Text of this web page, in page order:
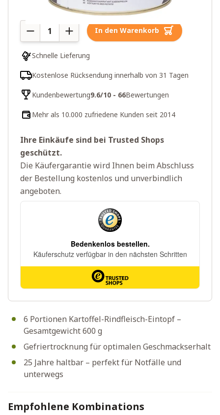
6 Portionen Kartoffel-Rindfleisch-Eintopf –
Gesamtgewicht 600 g
Gefriertrocknung für optimalen Geschmackserhalt
25 Jahre haltbar – perfekt für Notfälle und
unterwegs
Menge In den Warenkorb
Schnelle Lieferung
Kostenlose Rücksendung innerhalb von 31 Tagen
Kundenbewertung9.6/10 - 66Bewertungen
Mehr als 10.000 zufriedene Kunden seit 2014
Ihre Einkäufe sind bei Trusted Shops
geschützt.
Die Käufergarantie wird Ihnen beim Abschluss
der Bestellung kostenlos und unverbindlich
angeboten.
Empfohlene Kombinations